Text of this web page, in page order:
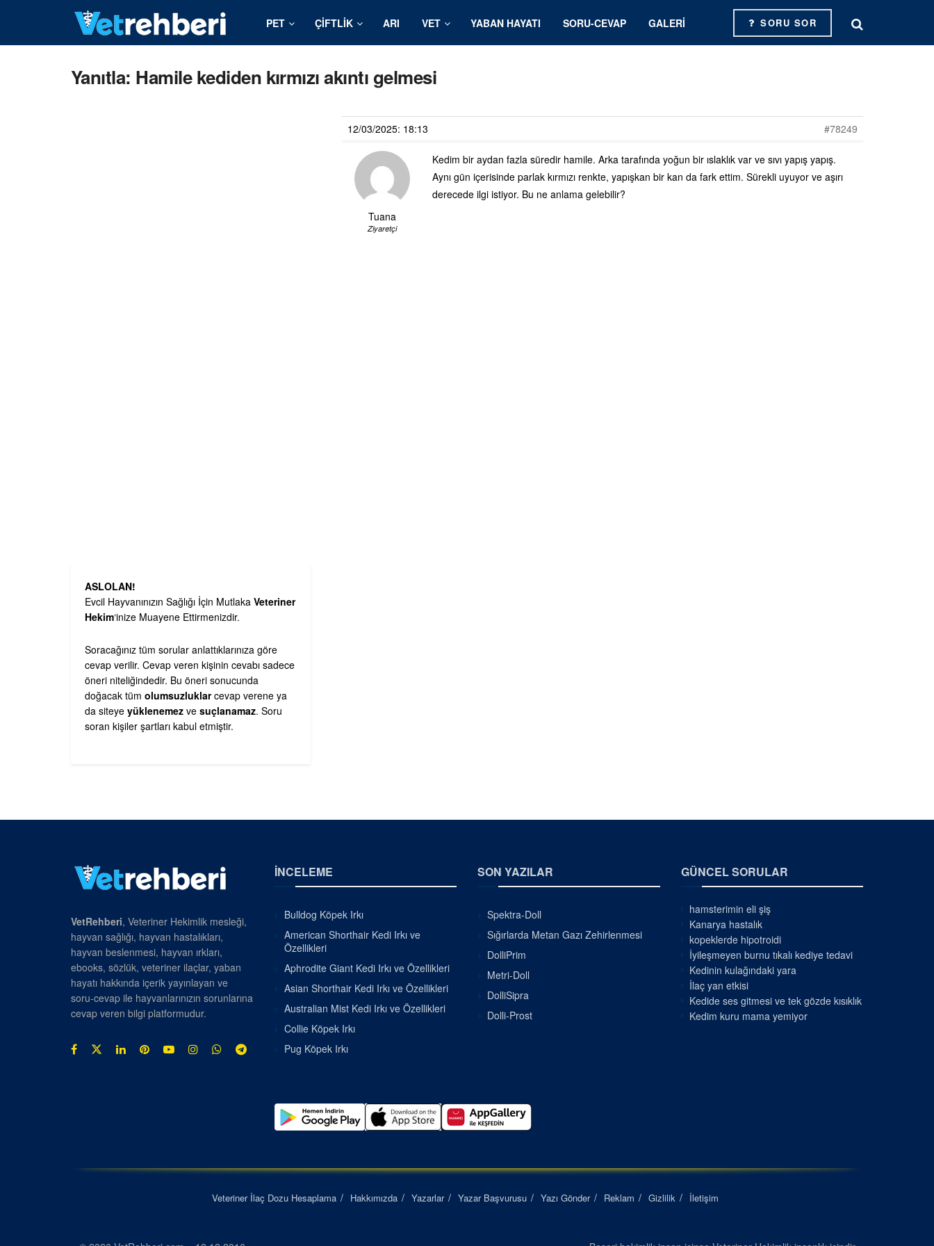
PET ÇIFTLIK ARI VET YABAN HAYATI SORU-CEVAP GALERI SORU SOR
Yanıtla: Hamile kediden kırmızı akıntı gelmesi
12/03/2025: 18:13 #78249
Tuana
Ziyaretçi
Kedim bir aydan fazla süredir hamile. Arka tarafında yoğun bir ıslaklık var ve sıvı yapış yapış.
Aynı gün içerisinde parlak kırmızı renkte, yapışkan bir kan da fark ettim. Sürekli uyuyor ve aşırı
derecede ilgi istiyor. Bu ne anlama gelebilir?
ASLOLAN!
Evcil Hayvanınızın Sağlığı İçin Mutlaka Veteriner
Hekim‘inize Muayene Ettirmenizdir.
Soracağınız tüm sorular anlattıklarınıza göre
cevap verilir. Cevap veren kişinin cevabı sadece
öneri niteliğindedir. Bu öneri sonucunda
doğacak tüm olumsuzluklarcevap verene ya
da siteye yüklenemez ve suçlanamaz. Soru
soran kişiler şartları kabul etmiştir.
VetRehberi, Veteriner Hekimlik mesleği,
hayvan sağlığı, hayvan hastalıkları,
hayvan beslenmesi, hayvan ırkları,
ebooks, sözlük, veteriner ilaçlar, yaban
hayatı hakkında içerik yayınlayan ve
soru-cevap ile hayvanlarınızın sorunlarına
cevap veren bilgi platformudur.
İNCELEME
Bulldog Köpek Irkı
American Shorthair Kedi Irkı ve
Özellikleri
Aphrodite Giant Kedi Irkı ve Özellikleri
Asian Shorthair Kedi Irkı ve Özellikleri
Australian Mist Kedi Irkı ve Özellikleri
Collie Köpek Irkı
Pug Köpek Irkı
SON YAZILAR
Spektra-Doll
Sığırlarda Metan Gazı Zehirlenmesi
DolliPrim
Metri-Doll
DolliSipra
Dolli-Prost
GÜNCEL SORULAR
hamsterimin eli şiş
Kanarya hastalık
kopeklerde hipotroidi
İyileşmeyen burnu tıkalı kediye tedavi
Kedinin kulağındaki yara
İlaç yan etkisi
Kedide ses gitmesi ve tek gözde kısıklık
Kedim kuru mama yemiyor
Veteriner İlaç Dozu Hesaplama Hakkımızda Yazarlar Yazar Başvurusu Yazı Gönder Reklam Gizlilik İletişim